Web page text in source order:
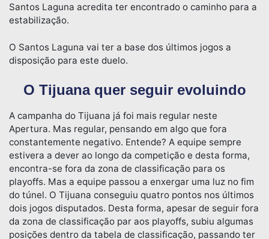
Santos Laguna acredita ter encontrado o caminho para a
estabilização.
O Santos Laguna vai ter a base dos últimos jogos a
disposição para este duelo.
O Tijuana quer seguir evoluindo
A campanha do Tijuana já foi mais regular neste
Apertura. Mas regular, pensando em algo que fora
constantemente negativo. Entende? A equipe sempre
estivera a dever ao longo da competição e desta forma,
encontra-se fora da zona de classificação para os
playoffs. Mas a equipe passou a enxergar uma luz no fim
do túnel. O Tijuana conseguiu quatro pontos nos últimos
dois jogos disputados. Desta forma, apesar de seguir fora
da zona de classificação par aos playoffs, subiu algumas
posições dentro da tabela de classificação, passando ter